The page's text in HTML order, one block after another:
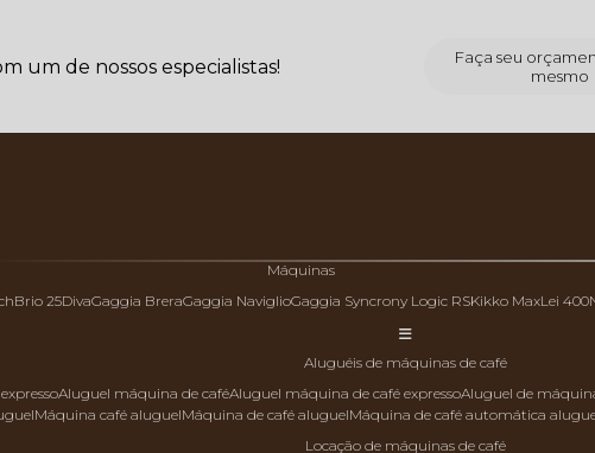
um de nossos especialistas!
Faça seu
mesmo
Máquinas
Brio 25 Diva Gaggia Brera Gaggia Naviglio Gaggia Syncrony Logic RS Kikko Max Lei 400
aluguéis de máquinas de café
aluguel máquina de café aluguel máquina de café expresso aluguel de
máquina café aluguel máquina de café aluguel máquina de café automática
locação de máquinas de café